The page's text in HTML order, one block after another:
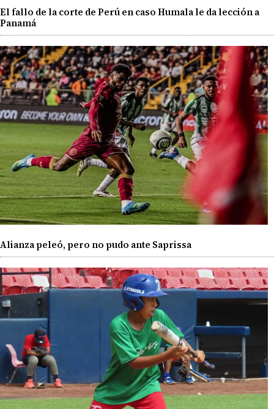
El fallo de la corte de Perú en caso Humala le da lección a
Panamá
Alianza peleó, pero no pudo ante Saprissa